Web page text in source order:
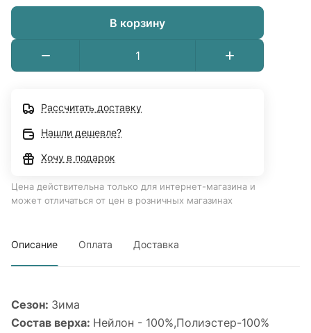
В корзину
Рассчитать доставку
Нашли дешевле?
Хочу в подарок
Цена действительна только для интернет-магазина и
может отличаться от цен в розничных магазинах
Описание Оплата Доставка
Сезон: Зима
Cостав верха: Нейлон - 100%,Полиэстер-100%